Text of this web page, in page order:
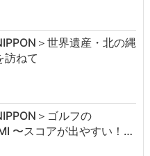
＞世界遺産・北の縄
訪ねて
＞ゴルフの
〜スコアが出やすい！…